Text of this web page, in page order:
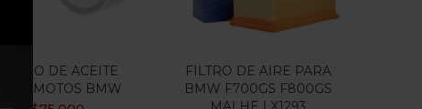
FILTRO DE ACEITE
PARA MOTOS BMW
FILTRO DE AIRE PARA
BMW F700GS F800GS